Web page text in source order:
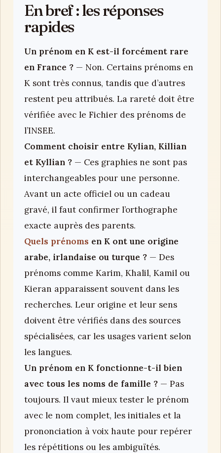
En bref : les réponses
rapides
Un prénom en K est-il forcément rare
en France ? — Non. Certains prénoms en
K sont très connus, tandis que d’autres
restent peu attribués. La rareté doit être
vérifiée avec le Fichier des prénoms de
l’INSEE.
Comment choisir entre Kylian, Killian
et Kyllian ? — Ces graphies ne sont pas
interchangeables pour une personne.
Avant un acte officiel ou un cadeau
gravé, il faut confirmer l’orthographe
exacte auprès des parents.
Quels prénoms en K ont une origine
arabe, irlandaise ou turque ? — Des
prénoms comme Karim, Khalil, Kamil ou
Kieran apparaissent souvent dans les
recherches. Leur origine et leur sens
doivent être vérifiés dans des sources
spécialisées, car les usages varient selon
les langues.
Un prénom en K fonctionne-t-il bien
avec tous les noms de famille ? — Pas
toujours. Il vaut mieux tester le prénom
avec le nom complet, les initiales et la
prononciation à voix haute pour repérer
les répétitions ou les ambiguïtés.